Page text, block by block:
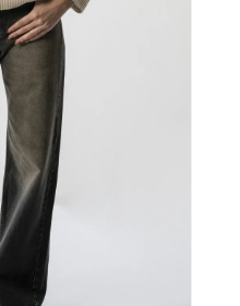
شلوارک مردانه
شلوار جین مردانه